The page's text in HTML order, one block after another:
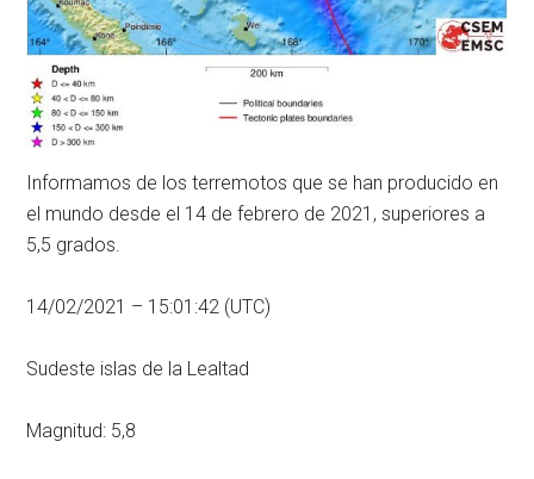
Informamos de los terremotos que se han producido en
el mundo desde el 14 de febrero de 2021, superiores a
5,5 grados.
14/02/2021 – 15:01:42 (UTC)
Sudeste islas de la Lealtad
Magnitud: 5,8